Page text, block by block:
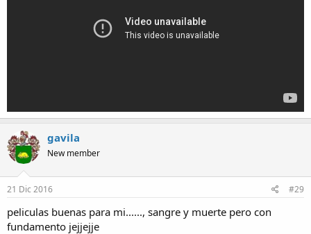
gavila
New member
21 Dic 2016 #29
peliculas buenas para mi......, sangre y muerte pero con
fundamento jejjejje